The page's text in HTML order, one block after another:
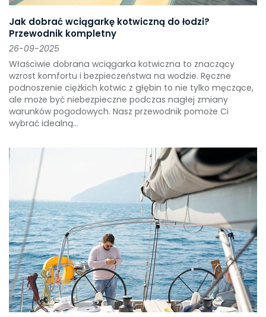
Jak dobrać wciągarkę kotwiczną do łodzi?
Przewodnik kompletny
26-09-2025
Właściwie dobrana wciągarka kotwiczna to znaczący
wzrost komfortu i bezpieczeństwa na wodzie. Ręczne
podnoszenie ciężkich kotwic z głębin to nie tylko męczące,
ale może być niebezpieczne podczas nagłej zmiany
warunków pogodowych. Nasz przewodnik pomoże Ci
wybrać idealną...